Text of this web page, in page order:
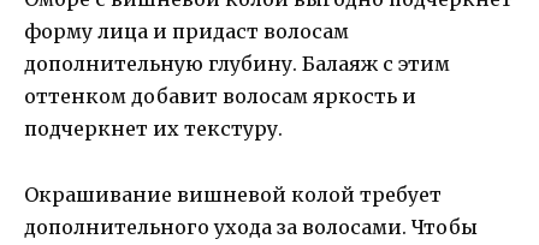
форму лица и придаст волосам
дополнительную глубину. Балаяж с этим
оттенком добавит волосам яркость и
подчеркнет их текстуру.
Окрашивание вишневой колой требует
дополнительного ухода за волосами. Чтобы